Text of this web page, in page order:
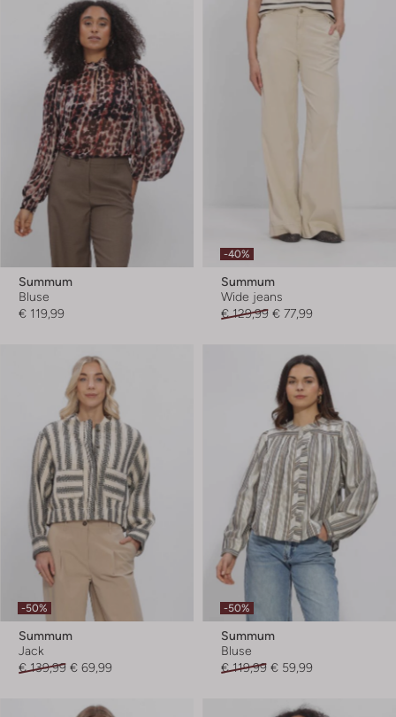
Summum
Bluse
€ 119,99
-40%
Summum
Wide jeans
€ 129,99 € 77,99
-50%
Summum
Jack
€ 139,99 € 69,99
-50%
Summum
Bluse
€ 119,99 € 59,99